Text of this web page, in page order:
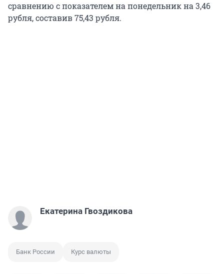
сравнению с показателем на понедельник на 3,46
рубля, составив 75,43 рубля.
Екатерина Гвоздикова
Банк России Курс валюты